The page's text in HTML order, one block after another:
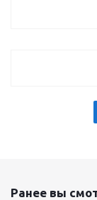
Ранее вы